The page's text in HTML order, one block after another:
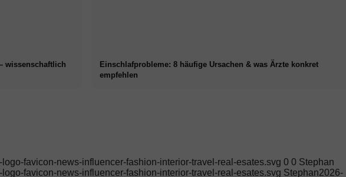
wissenschaftlich
Einschlafprobleme: 8 häufige Ursachen & was Ärzte konkret
empfehlen
favicon-news-influencer-fashion-interior-travel-real-esates.svg 0 0 Stephan
favicon-news-influencer-fashion-interior-travel-real-esates.svg Stephan2026-